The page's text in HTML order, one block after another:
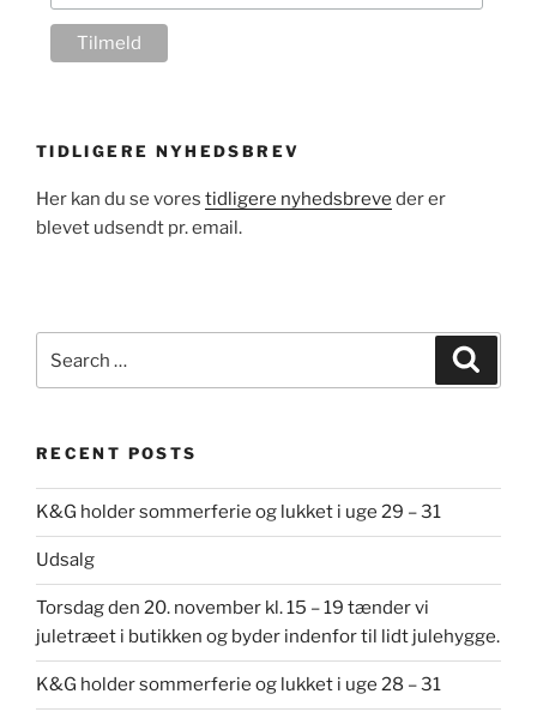
TIDLIGERE NYHEDSBREV
Her kan du se vores tidligere nyhedsbreve der er
blevet udsendt pr. email.
for:
RECENT POSTS
K&G holder sommerferie og lukket i uge 29 – 31
Udsalg
Torsdag den 20. november kl. 15 – 19 tænder vi
juletræet i butikken og byder indenfor til lidt julehygge.
K&G holder sommerferie og lukket i uge 28 – 31